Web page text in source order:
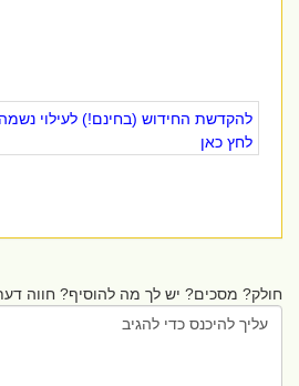
להקדשת החידוש (בחינם!) לעילוי נשמה,
לחץ כאן
חולק? מסכים? יש לך מה להוסיף? חווה